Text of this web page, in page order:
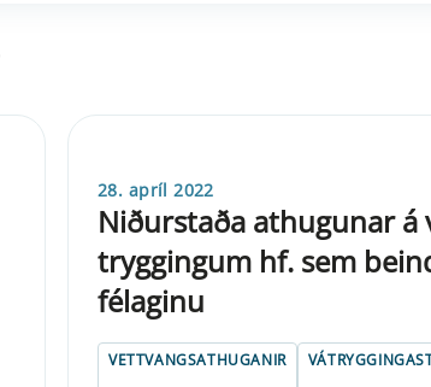
28. apríl 2022
Niðurstaða athugunar á
tryggingum hf. sem
félaginu
VETTVANGSATHUGANIR